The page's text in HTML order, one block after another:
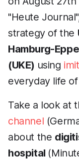
"Heute
strategy of the
Hamburg-
(UKE) using
everyday life
Take a look at
channel
about the
hospital